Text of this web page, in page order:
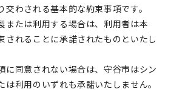
交わされる基本的な約束事項です。
または利用する場合は、利用者は本
されることに承諾されたものといたし
に同意されない場合は、守谷市はシン
利用のいずれも承諾いたしません。